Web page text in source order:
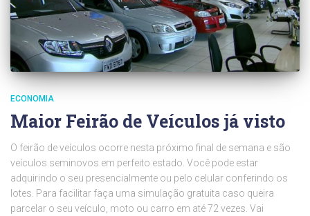
ECONOMIA
Maior Feirão de Veículos já visto
O feirão de veículos ocorre nesta próximo final de semana e são
veículos seminovos em perfeito estado. Você pode estar
adquirindo o seu presencialmente ou pelo celular conferindo os
lotes. Para facilitar faça uma simulação gratuita caso queira
parcelar o seu veículo, moto ou carro em até 72 vezes. Vai